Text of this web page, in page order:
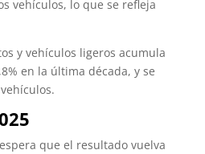
vehículos, lo que se refleja
y vehículos ligeros acumula
en la última década, y se
que el resultado vuelva